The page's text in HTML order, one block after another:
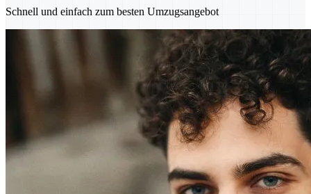
Schnell und einfach zum besten Umzugsangebot